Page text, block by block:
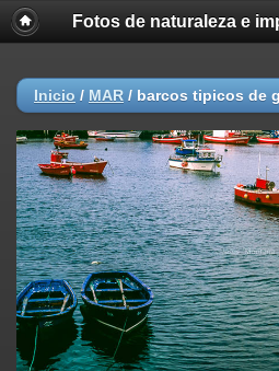
Fotos de naturaleza e
Inicio / MAR / barcos tipicos de